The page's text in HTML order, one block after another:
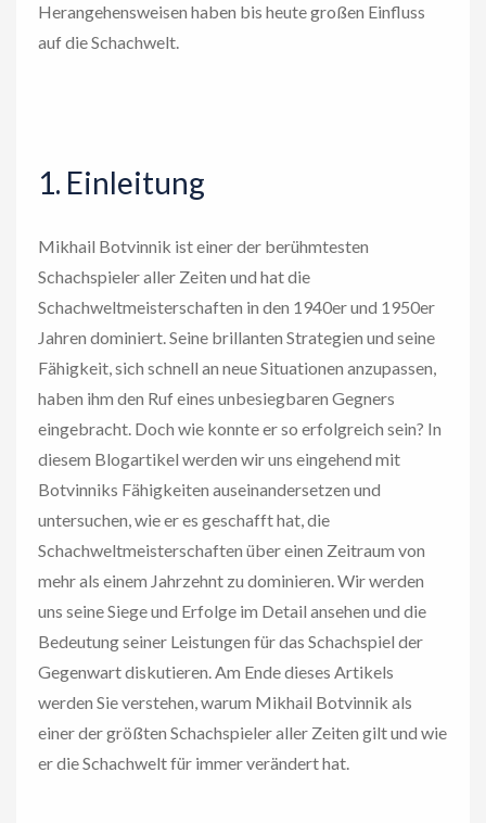
Herangehensweisen haben bis heute großen Einfluss
auf die Schachwelt.
1. Einleitung
Mikhail Botvinnik ist einer der berühmtesten
Schachspieler aller Zeiten und hat die
Schachweltmeisterschaften in den 1940er und 1950er
Jahren dominiert. Seine brillanten Strategien und seine
Fähigkeit, sich schnell an neue Situationen anzupassen,
haben ihm den Ruf eines unbesiegbaren Gegners
eingebracht. Doch wie konnte er so erfolgreich sein? In
diesem Blogartikel werden wir uns eingehend mit
Botvinniks Fähigkeiten auseinandersetzen und
untersuchen, wie er es geschafft hat, die
Schachweltmeisterschaften über einen Zeitraum von
mehr als einem Jahrzehnt zu dominieren. Wir werden
uns seine Siege und Erfolge im Detail ansehen und die
Bedeutung seiner Leistungen für das Schachspiel der
Gegenwart diskutieren. Am Ende dieses Artikels
werden Sie verstehen, warum Mikhail Botvinnik als
einer der größten Schachspieler aller Zeiten gilt und wie
er die Schachwelt für immer verändert hat.